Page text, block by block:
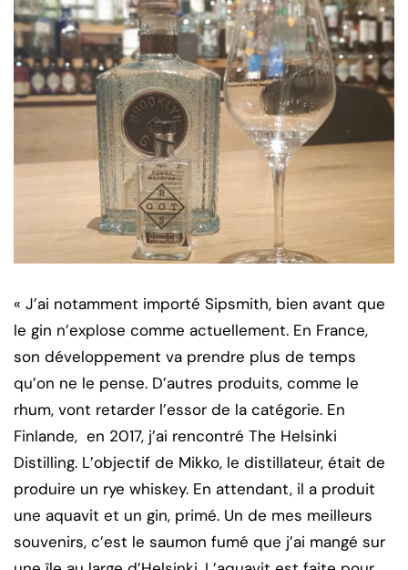
« J’ai notamment importé Sipsmith, bien avant que
le gin n’explose comme actuellement. En France,
son développement va prendre plus de temps
qu’on ne le pense. D’autres produits, comme le
rhum, vont retarder l’essor de la catégorie. En
Finlande, en 2017, j’ai rencontré The Helsinki
Distilling. L’objectif de Mikko, le distillateur, était de
produire un rye whiskey. En attendant, il a produit
une aquavit et un gin, primé. Un de mes meilleurs
souvenirs, c’est le saumon fumé que j’ai mangé sur